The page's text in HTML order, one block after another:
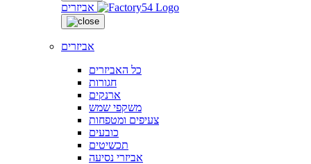
אביזרים
אביזרים
כל האביזרים
חגורות
ארנקים
משקפי שמש
צעיפים ומטפחות
כובעים
תכשיטים
אביזרי נסיעה